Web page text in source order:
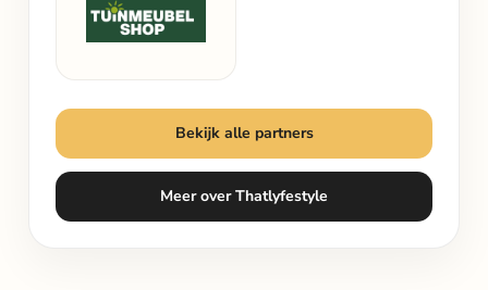
Bekijk alle partners
Meer over Thatlyfestyle